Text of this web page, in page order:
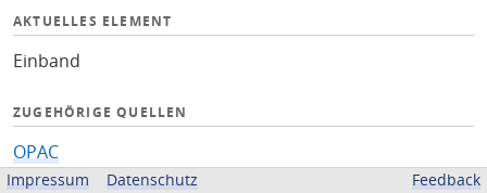
AKTUELLES ELEMENT
Einband
ZUGEHÖRIGE QUELLEN
OPAC
Impressum Datenschutz Feedback